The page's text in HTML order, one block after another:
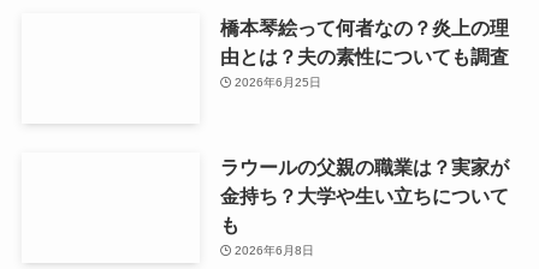
橋本琴絵って何者なの？炎上の理
由とは？夫の素性についても調査
2026年6月25日
ラウールの父親の職業は？実家が
金持ち？大学や生い立ちについて
も
2026年6月8日